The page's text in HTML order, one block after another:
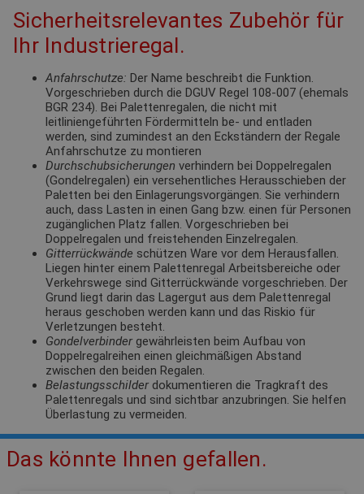
Sicherheitsrelevantes Zubehör für
Ihr Industrieregal.
Anfahrschutze: Der Name beschreibt die Funktion.
Vorgeschrieben durch die DGUV Regel 108-007 (ehemals
BGR 234). Bei Palettenregalen, die nicht mit
leitliniengeführten Fördermitteln be- und entladen
werden, sind zumindest an den Eckständern der Regale
Anfahrschutze zu montieren
Durchschubsicherungen verhindern bei Doppelregalen
(Gondelregalen) ein versehentliches Herausschieben der
Paletten bei den Einlagerungsvorgängen. Sie verhindern
auch, dass Lasten in einen Gang bzw. einen für Personen
zugänglichen Platz fallen. Vorgeschrieben bei
Doppelregalen und freistehenden Einzelregalen.
Gitterrückwände schützen Ware vor dem Herausfallen.
Liegen hinter einem Palettenregal Arbeitsbereiche oder
Verkehrswege sind Gitterrückwände vorgeschrieben. Der
Grund liegt darin das Lagergut aus dem Palettenregal
heraus geschoben werden kann und das Riskio für
Verletzungen besteht.
Gondelverbinder gewährleisten beim Aufbau von
Doppelregalreihen einen gleichmäßigen Abstand
zwischen den beiden Regalen.
Belastungsschilder dokumentieren die Tragkraft des
Palettenregals und sind sichtbar anzubringen. Sie helfen
Überlastung zu vermeiden.
Das könnte Ihnen gefallen.